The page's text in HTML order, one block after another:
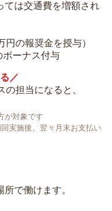
は交通費を増額され
円の報奨金を授与）
ボーナス付与
／
担当になると、
が対象です
実施後、翌々月末お支払い
で働けます。